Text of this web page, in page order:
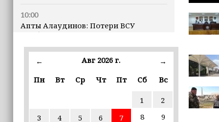
10:00
Апты Алаудинов: Потери ВСУ
приближаются к отметке в 2,5
Трамп построит военную базу в Газе
Дмитрий Чернышенко: Порядка 110
← Авг 2026 г.
→
Пн
Вт Ср Чт Пт Сб Вс
1
2
3
4 5 6 7 8
9